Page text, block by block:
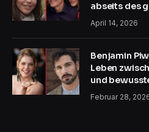
abseits des
April 14, 2026
Benjamin
Leben
und
Februar 28,